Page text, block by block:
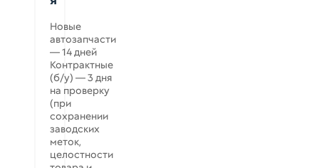
Новые
автозапчасти
— 14 дней
Контрактные
(б/у) — 3 дня
на проверку
(при
сохранении
заводских
меток,
целостности